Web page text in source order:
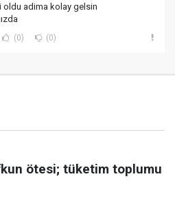
oldu adima kolay gelsin
(0) (0)
ötesi; tüketim toplumu